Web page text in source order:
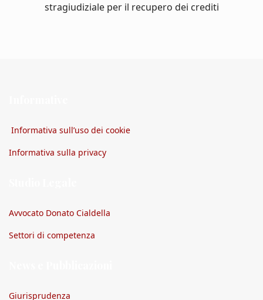
stragiudiziale per il recupero dei crediti
Informativa sull’uso dei cookie
Informativa sulla privacy
Avvocato Donato Cialdella
Settori di competenza
Giurisprudenza